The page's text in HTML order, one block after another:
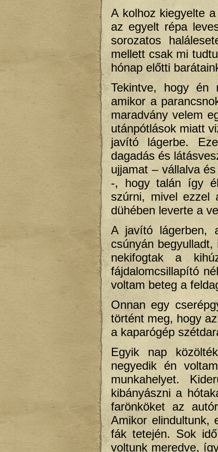
A kolhoz kiegyelte
az egyelt répa
sorozatos
mellett csak mi
hónap előtti
Tekintve, hogy én
amikor a
maradvány velem
utánpótlások miatt
javító lágerbe.
dagadás és
ujjamat – vállalva
-, hogy talán így
szúrni, mivel ezzel
dühében leverte a
A javító lágerben,
csúnyán
nekifogtak a
fájdalomcsillapító
voltam beteg a
Onnan egy
történt meg, hogy
a kaparógép
Egyik nap
negyedik én
munkahelyet.
kibányászni a
farönköket az
Amikor elindultunk,
fák tetején. Sok
voltunk meredve,